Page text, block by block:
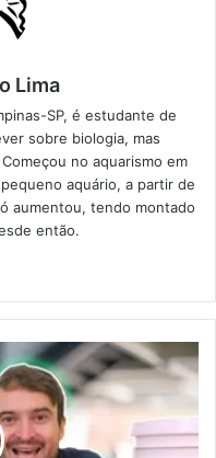
Lima
SP, é estudante de
sobre biologia, mas
no aquarismo em
aquário, a partir de
aumentou, tendo montado
então.